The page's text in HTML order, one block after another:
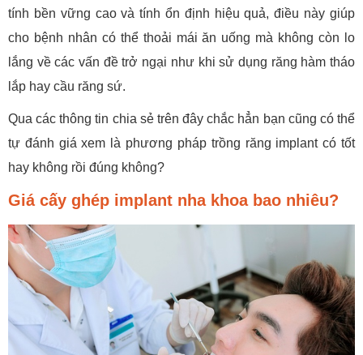
tính bền vững cao và tính ổn định hiệu quả, điều này giúp
cho bệnh nhân có thể thoải mái ăn uống mà không còn lo
lắng về các vấn đề trở ngại như khi sử dụng răng hàm tháo
lắp hay cầu răng sứ.
Qua các thông tin chia sẻ trên đây chắc hẳn bạn cũng có thể
tự đánh giá xem là phương pháp trồng răng implant có tốt
hay không rồi đúng không?
Giá cấy ghép implant nha khoa bao nhiêu?